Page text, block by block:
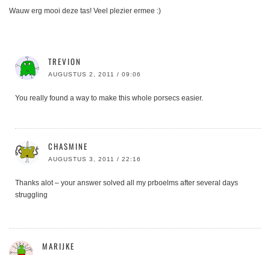
Wauw erg mooi deze tas! Veel plezier ermee :)
TREVION
AUGUSTUS 2, 2011 / 09:06
You really found a way to make this whole porsecs easier.
CHASMINE
AUGUSTUS 3, 2011 / 22:16
Thanks alot – your answer solved all my prboelms after several days
struggling
MARIJKE